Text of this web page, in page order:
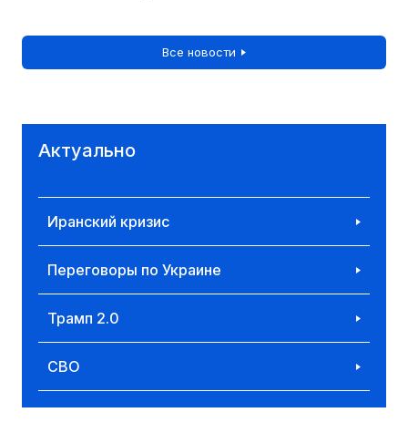
Все новости
Актуально
Иранский кризис
Переговоры по Украине
Трамп 2.0
СВО